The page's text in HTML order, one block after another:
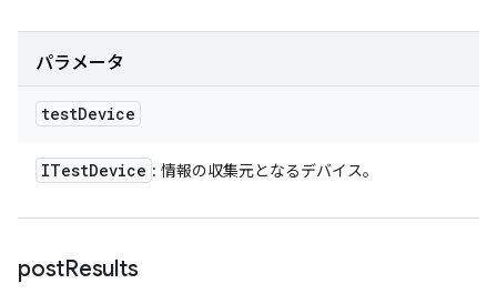
パラメータ
testDevice
ITestDevice : 情報の収集元となるデバイス。
postResults